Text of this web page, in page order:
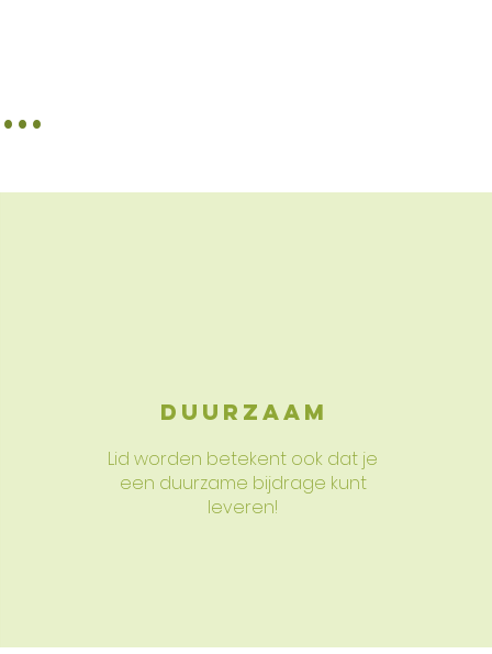
Duurzaam
Lid worden betekent ook dat je
een duurzame bijdrage kunt
leveren!